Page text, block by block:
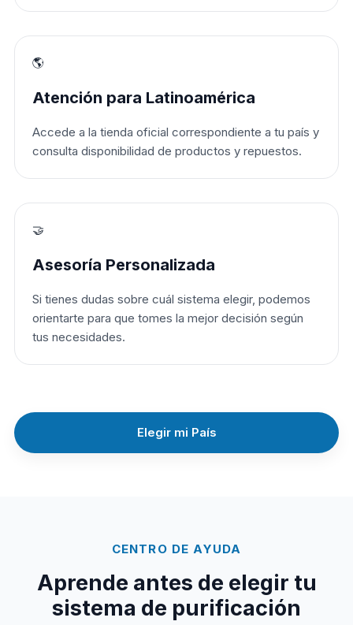
🌎
Atención para Latinoamérica
Accede a la tienda oficial correspondiente a tu país y
consulta disponibilidad de productos y repuestos.
🤝
Asesoría Personalizada
Si tienes dudas sobre cuál sistema elegir, podemos
orientarte para que tomes la mejor decisión según
tus necesidades.
Elegir mi País
CENTRO DE AYUDA
Aprende antes de elegir tu
sistema de purificación